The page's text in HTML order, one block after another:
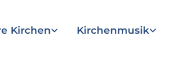
Kirchen Kirchenmusik